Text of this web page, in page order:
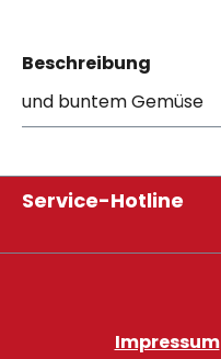
Beschreibung
und buntem Gemüse
Service-Hotline
Impressum